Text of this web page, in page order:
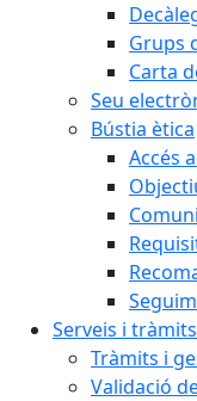
Grups
Carta
Seu
Bústia ètica
Accés
Serveis i tràmits
Tràmits i
Validació